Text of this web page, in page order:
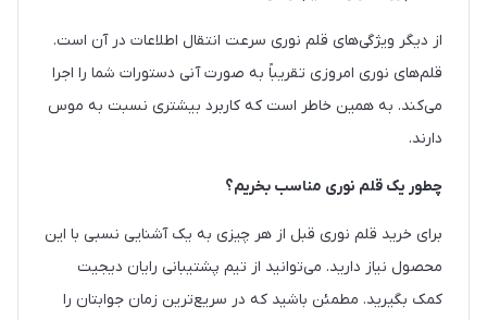
از دیگر ویژگی‌های قلم نوری سرعت انتقال اطلاعات در آن است.
قلم‌های نوری امروزی تقریباً به صورت آنی دستورات شما را اجرا
می‌کند. به همین خاطر است که کاربرد بیشتری نسبت به موس
دارند.
چطور یک قلم نوری مناسب بخریم؟
برای خرید قلم نوری قبل از هر چیزی به یک آشنایی نسبی با این
محصول نیاز دارید. می‌توانید از تیم پشتیبانی رایان دیجیت
کمک بگیرید. مطمئن باشید که در سریع‌ترین زمان جوابتان را